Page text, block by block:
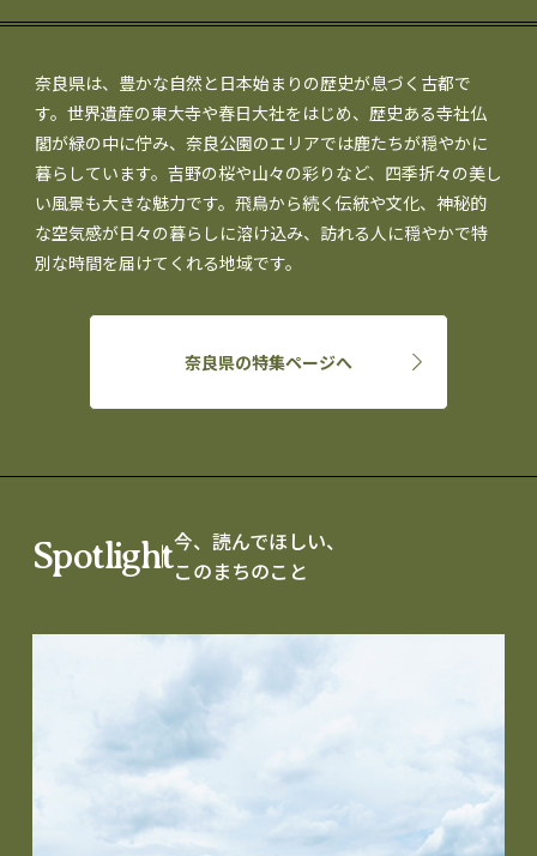
奈良県は、豊かな自然と日本始まりの歴史が息づく古都で
す。世界遺産の東大寺や春日大社をはじめ、歴史ある寺社仏
閣が緑の中に佇み、奈良公園のエリアでは鹿たちが穏やかに
暮らしています。吉野の桜や山々の彩りなど、四季折々の美し
い風景も大きな魅力です。飛鳥から続く伝統や文化、神秘的
な空気感が日々の暮らしに溶け込み、訪れる人に穏やかで特
別な時間を届けてくれる地域です。
奈良県の特集ページへ
Spotlight今、読んでほしい、
このまちのこと